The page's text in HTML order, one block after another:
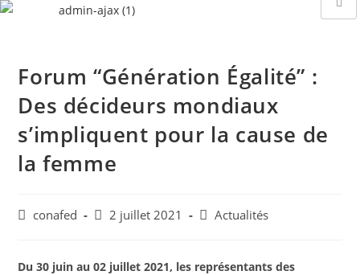
Forum “Génération Égalité” :
Des décideurs mondiaux
s’impliquent pour la cause de
la femme
conafed 2 juillet 2021 Actualités
Du 30 juin au 02 juillet 2021, les représentants des